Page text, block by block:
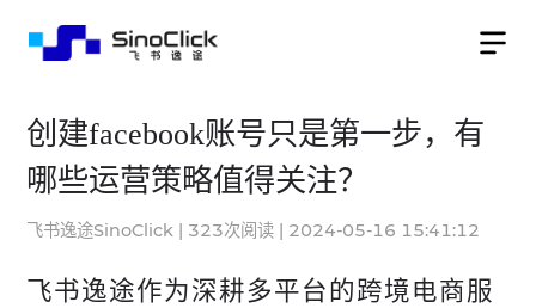
创建facebook账号只是第一步，有
哪些运营策略值得关注？
飞书逸途SinoClick | 323次阅读 | 2024-05-16 15:41:12
飞书逸途作为深耕多平台的跨境电商服